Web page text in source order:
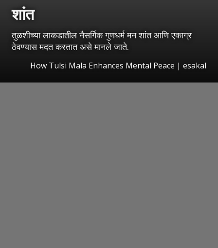
शांत
तुळशीच्या लाकडातील नैसर्गिक गुणधर्म मन शांत आणि एकाग्र
ठेवण्यास मदत करतात असे मानले जाते.
How Tulsi Mala Enhances Mental Peace | esakal